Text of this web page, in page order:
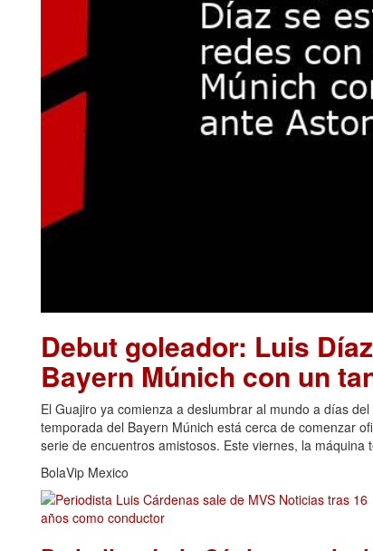
Debut goleador: Luis
Bayern Múnich con un
El Guajiro ya comienza a deslumbrar al mundo a días
temporada del Bayern Múnich está cerca de comenzar
serie de encuentros amistosos. Este viernes, la máquina
BolaVip Mexico